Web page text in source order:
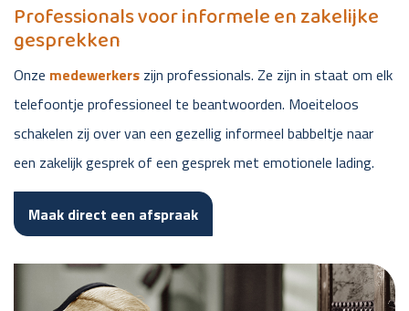
Professionals voor informele en zakelijke
gesprekken
Onze medewerkers zijn professionals. Ze zijn in staat om elk
telefoontje professioneel te beantwoorden. Moeiteloos
schakelen zij over van een gezellig informeel babbeltje naar
een zakelijk gesprek of een gesprek met emotionele lading.
Maak direct een afspraak